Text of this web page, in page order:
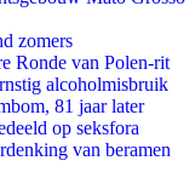
zomers
Ronde van Polen-rit
alcoholmisbruik
81 jaar later
op seksfora
van beramen